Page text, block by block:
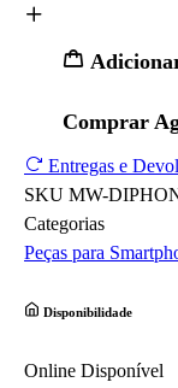
Comprar
Entregas e
SKU MW-
Categorias
Peças para
Disponibilidade
Online Disponível